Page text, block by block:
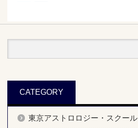
CATEGORY
東京アストロロジー・スクール